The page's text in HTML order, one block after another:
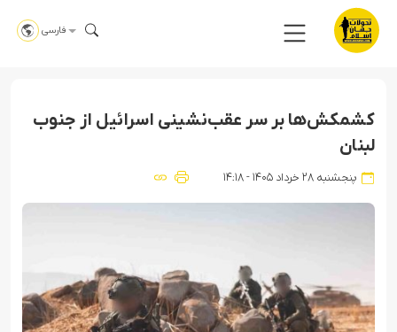
فارسی
کشمکش‌ها بر سر عقب‌نشینی اسرائیل از جنوب
لبنان
پنجشنبه ۲۸ خرداد ۱۴۰۵ - ۱۴:۱۸